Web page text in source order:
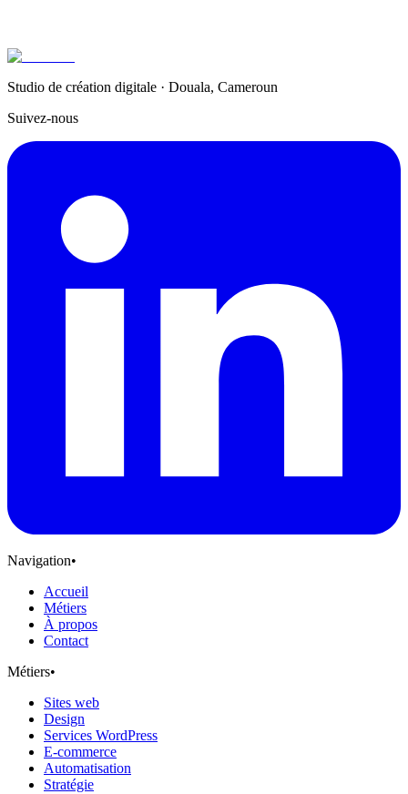
←
Studio de création digitale · Douala, Cameroun
Suivez-nous
Navigation•
Accueil
Métiers
À propos
Contact
Métiers•
Sites web
Design
Services WordPress
E-commerce
Automatisation
Stratégie